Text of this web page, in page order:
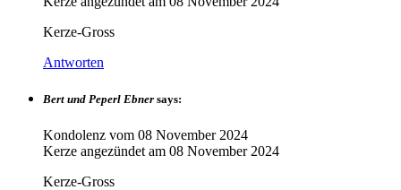
Kerze-Gross
Antworten
Bert und Peperl Ebner says:
Kondolenz vom 08 November 2024
Kerze angezündet am 08 November 2024
Kerze-Gross